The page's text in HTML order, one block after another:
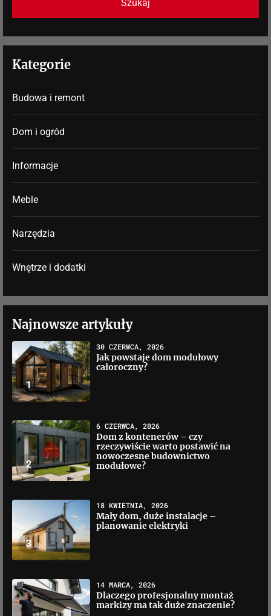
Kategorie
Budowa i remont
Dom i ogród
Informacje
Meble
Narzędzia
Wnętrze i dodatki
Najnowsze artykuły
1
30 CZERWCA, 2026
Jak powstaje dom modułowy
całoroczny?
2
6 CZERWCA, 2026
Dom z kontenerów – czy
rzeczywiście warto postawić na
nowoczesne budownictwo
modułowe?
3
18 KWIETNIA, 2026
Mały dom, duże instalacje –
planowanie elektryki
14 MARCA, 2026
Dlaczego profesjonalny montaż
markizy ma tak duże znaczenie?